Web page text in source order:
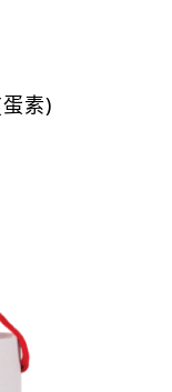
素)